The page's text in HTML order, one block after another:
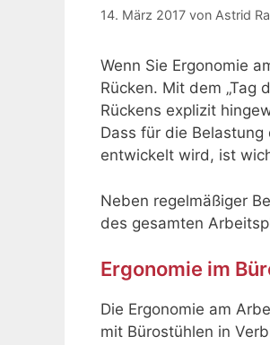
14. März 2017 von Astrid
Wenn Sie Ergonomie
Rücken. Mit dem „Tag
Rückens explizit
Dass für die
entwickelt wird, ist
Neben regelmäßiger
des gesamten
Ergonomie im
Die Ergonomie am
mit Bürostühlen in